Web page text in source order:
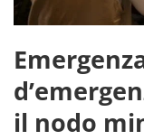
il nodo